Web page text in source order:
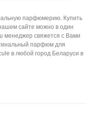
парфюмерию. Купить
сайте можно в один
менеджер свяжется с Вами
парфюм для
в любой город Беларуси в